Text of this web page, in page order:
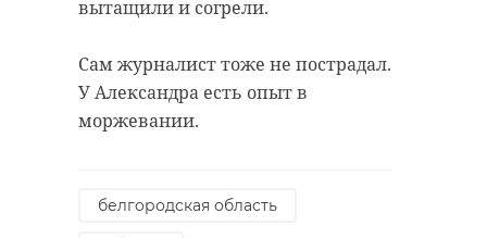
вытащили и согрели.
Сам журналист тоже не пострадал.
У Александра есть опыт в
моржевании.
белгородская область